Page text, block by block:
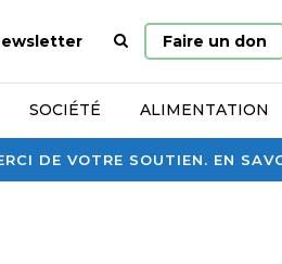
DE VOTRE SOUTIEN. EN
Page
d’accueil
Faire un don
SOCIÉTÉ ALIMENTATION